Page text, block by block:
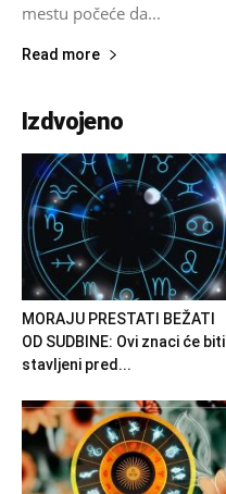
mestu počeće da...
Read more
Izdvojeno
MORAJU PRESTATI BEŽATI
OD SUDBINE: Ovi znaci će biti
stavljeni pred...